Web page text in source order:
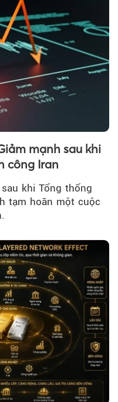
mạnh sau khi
công Iran
khi Tổng thống
tạm hoãn một cuộc